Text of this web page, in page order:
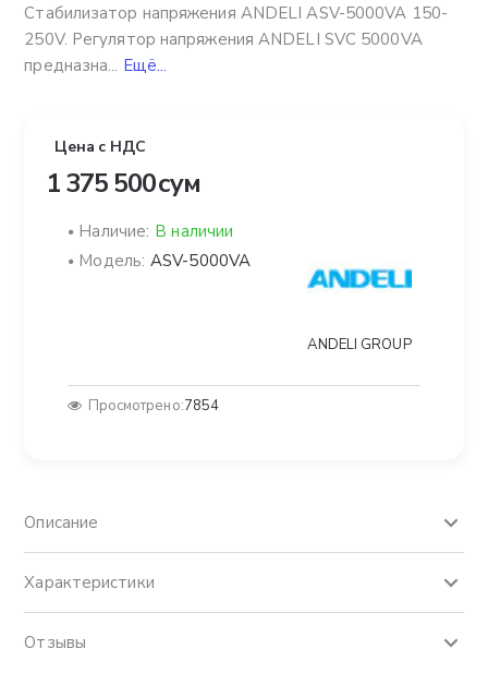
Стабилизатор напряжения ANDELI ASV-5000VA 150-
250V. Регулятор напряжения ANDELI SVC 5000VA
предназна... Ещё...
Цена с НДС
1 375 500 сум
Наличие: В наличии
Модель: ASV-5000VA
ANDELI GROUP
Просмотрено:7854
Описание
Характеристики
Отзывы